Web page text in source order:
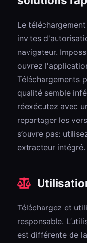
Le
invites
navigateur.
ouvrez
Téléchargements
qualité semble
réexécutez avec
repartager les
s’ouvre pas:
extracteur intégré.
Téléchargez et
responsable.
est différente de